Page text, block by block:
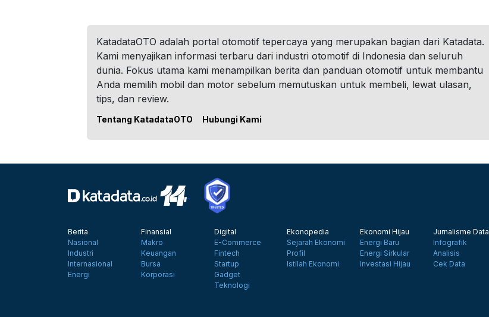
KatadataOTO adalah portal otomotif tepercaya yang merupakan bagian dari Katadata.
Kami menyajikan informasi terbaru dari industri otomotif di Indonesia dan seluruh
dunia. Fokus utama kami menampilkan berita dan panduan otomotif untuk membantu
Anda memilih mobil dan motor sebelum memutuskan untuk membeli, lewat ulasan,
tips, dan review.
Tentang KatadataOTO Hubungi Kami
Berita
Nasional
Industri
Internasional
Energi
Finansial
Makro
Keuangan
Bursa
Korporasi
Digital
E-Commerce
Fintech
Startup
Gadget
Teknologi
Ekonopedia
Sejarah Ekonomi
Profil
Istilah Ekonomi
Ekonomi Hijau
Energi Baru
Energi Sirkular
Investasi Hijau
Jurnalisme Data
Infografik
Analisis
Cek Data